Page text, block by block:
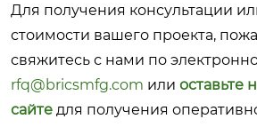
Для получения консультации
стоимости вашего проекта,
свяжитесь с нами по
rfq@bricsmfg.com или оставьте
сайте для получения